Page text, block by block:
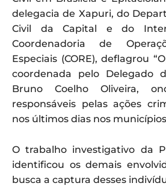
delegacia de Xapuri, do
Civil da Capital e do
Coordenadoria de
Especiais (CORE), deflagrou
coordenada pelo Delegado
Bruno Coelho Oliveira,
responsáveis pelas ações
nos últimos dias nos
O trabalho investigativo da
identificou os demais
busca a captura desses